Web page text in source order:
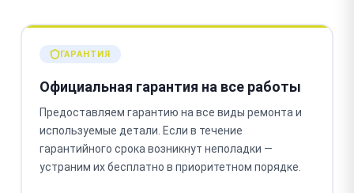
ГАРАНТИЯ
Официальная гарантия на все работы
Предоставляем гарантию на все виды ремонта и
используемые детали. Если в течение
гарантийного срока возникнут неполадки —
устраним их бесплатно в приоритетном порядке.